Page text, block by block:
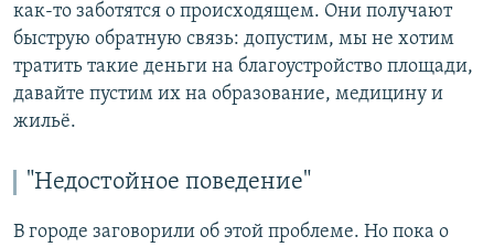
как-то заботятся о происходящем. Они получают
быструю обратную связь: допустим, мы не хотим
тратить такие деньги на благоустройство площади,
давайте пустим их на образование, медицину и
жильё.
"Недостойное поведение"
В городе заговорили об этой проблеме. Но пока о